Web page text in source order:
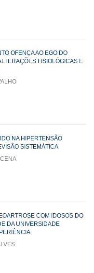
OFENÇA AO EGO DO
FISIOLÓGICAS E
NA HIPERTENSÃO
SISTEMÁTICA
COM IDOSOS DO
DA UNIVERSIDADE